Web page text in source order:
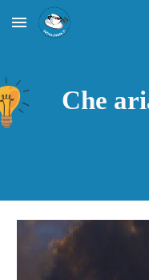
Skip to main content
Che